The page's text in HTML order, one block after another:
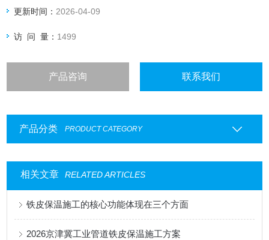
更新时间： 2026-04-09
访 问 量： 1499
产品咨询 联系我们
产品分类 PRODUCT CATEGORY
相关文章 RELATED ARTICLES
铁皮保温施工的核心功能体现在三个方面
2026京津冀工业管道铁皮保温施工方案